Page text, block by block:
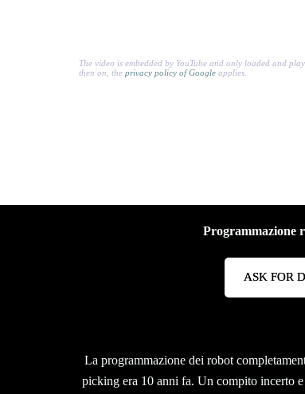
The video is embedded by YouTube and only loaded and
then on, the privacy policy of Google applies.
Programmazione
ASK FOR
La programmazione dei robot
picking era 10 anni fa. Un compito incerto e